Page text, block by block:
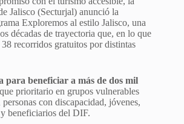
Jalisco (Secturjal) anunció la
Exploremos al estilo Jalisco, una
décadas de trayectoria que, en lo que
recorridos gratuitos por distintas
para beneficiar a más de dos mil
prioritario en grupos vulnerables
con discapacidad, jóvenes,
y beneficiarios del DIF.